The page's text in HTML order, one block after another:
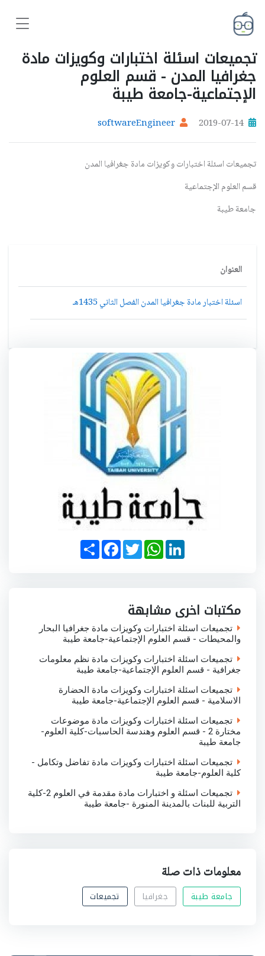
تجميعات اسئلة اختبارات وكويزات مادة
جغرافيا المدن - قسم العلوم
الإجتماعية-جامعة طيبة
2019-07-14
softwareEngineer
تجميعات اسئلة اختبارات وكويزات مادة جغرافيا المدن
قسم العلوم الإجتماعية
جامعة طيبة
العنوان
اسئلة اختبار مادة جغرافيا المدن الفصل الثاني 1435هـ
S
h
a
F
a
c
T
w
i
W
h
a
p
p
L
i
n
n
مكتبات اخرى مشابهة
تجميعات اسئلة اختبارات وكويزات مادة جغرافيا البحار
والمحيطات - قسم العلوم الإجتماعية-جامعة طيبة
تجميعات اسئلة اختبارات وكويزات مادة نظم معلومات
جغرافية - قسم العلوم الإجتماعية-جامعة طيبة
تجميعات اسئلة اختبارات وكويزات مادة الحضارة
الاسلامية - قسم العلوم الإجتماعية-جامعة طيبة
تجميعات اسئلة اختبارات وكويزات مادة موضوعات
مختارة 2 - قسم العلوم وهندسة الحاسبات-كلية العلوم-
جامعة طيبة
تجميعات اسئلة اختبارات وكويزات مادة تفاضل وتكامل -
كلية العلوم-جامعة طيبة
تجميعات اسئلة و اختبارات مادة مقدمة في العلوم 2-كلية
التربية للبنات بالمدينة المنورة -جامعة طيبة
معلومات ذات صلة
جامعة طيبة جغرافيا تجميعات